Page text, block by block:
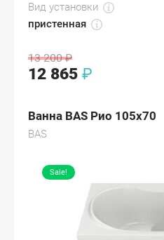
Вид установки
пристенная
13 200 ₽
12 865 ₽
Ванна BAS Рио 105x70
BAS
Sale!